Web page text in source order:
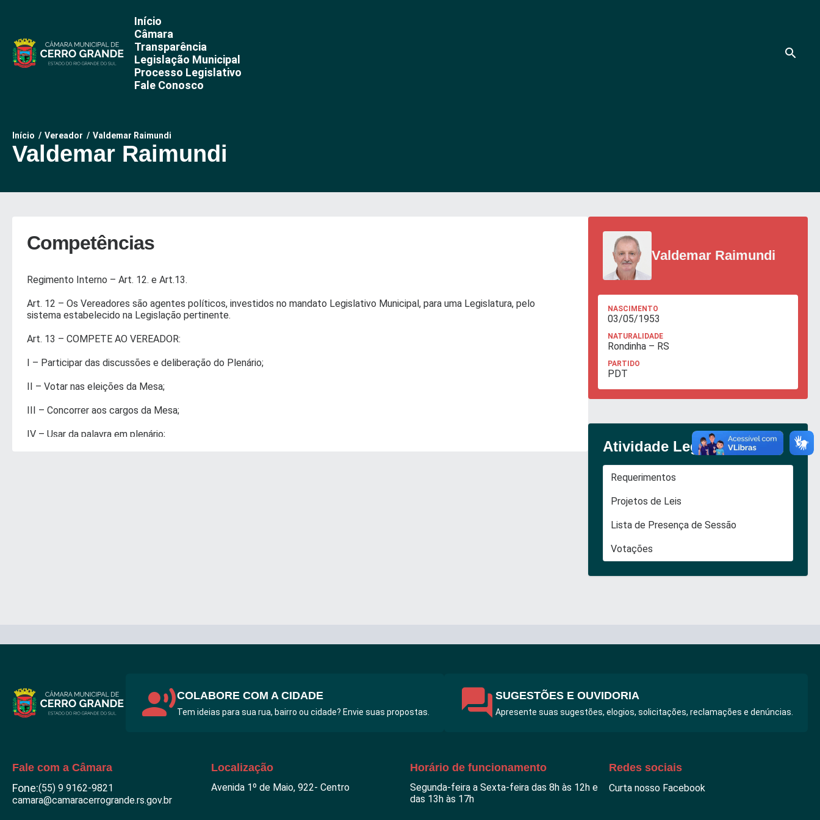
conteúdo
Início
Câmara
Transparência
Legislação Municipal
Processo Legislativo
Fale Conosco
Início / Vereador / Valdemar Raimundi
Valdemar Raimundi
Competências
Regimento Interno – Art. 12. e Art.13.
Art. 12 – Os Vereadores são agentes políticos, investidos no mandato Legislativo Municipal, para uma Legislatura, pelo
sistema estabelecido na Legislação pertinente.
Art. 13 – COMPETE AO VEREADOR:
I – Participar das discussões e deliberação do Plenário;
II – Votar nas eleições da Mesa;
III – Concorrer aos cargos da Mesa;
IV – Usar da palavra em plenário;
Valdemar Raimundi
NASCIMENTO
03/05/1953
NATURALIDADE
Rondinha – RS
PARTIDO
PDT
Atividade Legislativa
Requerimentos
Projetos de Leis
Lista de Presença de Sessão
Votações
COLABORE COM A CIDADE
Tem ideias para sua rua, bairro ou cidade? Envie suas propostas.
SUGESTÕES E OUVIDORIA
Apresente suas sugestões, elogios, solicitações, reclamações e denúncias.
Fale com a Câmara
Fone:(55) 9 9162-9821
camara@camaracerrogrande.rs.gov.br
Localização
Avenida 1º de Maio, 922- Centro
Horário de funcionamento
Segunda-feira a Sexta-feira das 8h às 12h e
das 13h às 17h
Redes sociais
Curta nosso Facebook
f